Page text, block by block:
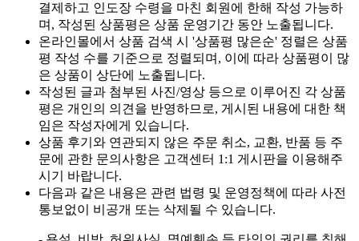
결제하고 인도장 수령을 마친 회원에 한해 작성 가능하
며, 작성된 상품평은 상품 운영기간 동안 노출됩니다.
온라인몰에서 상품 검색 시 '상품평 많은순' 정렬은 상품
평 작성 수를 기준으로 정렬되며, 이에 따라 상품평이 많
은 상품이 상단에 노출됩니다.
작성된 글과 첨부된 사진/영상 등으로 이루어진 각 상품
평은 개인의 의견을 반영하므로, 게시된 내용에 대한 책
임은 작성자에게 있습니다.
상품 후기와 연관되지 않은 주문 취소, 교환, 반품 등 주
문에 관한 문의사항은 고객센터 1:1 게시판을 이용해주
시기 바랍니다.
다음과 같은 내용은 관련 법령 및 운영정책에 따라 사전
통보없이 비공개 또는 삭제될 수 있습니다.